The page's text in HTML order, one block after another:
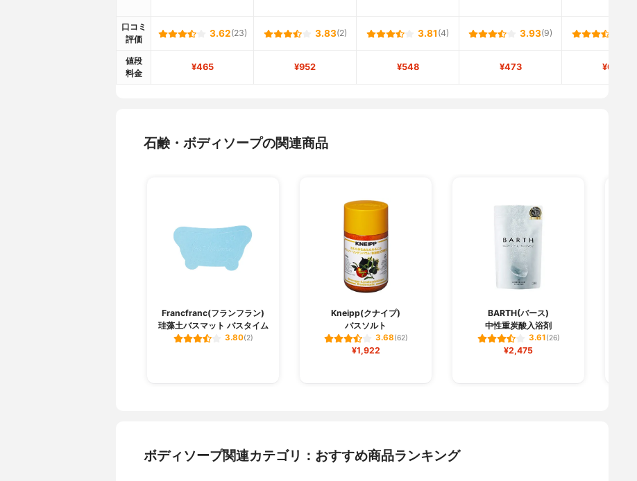
口コミ
評価
3.62(23) 3.83(2) 3.81 (4) 3.93(9)
値段
料金
¥465 ¥952 ¥548 ¥473 ¥608
石鹸・ボディソープの関連商品
Francfranc(フランフラン)
珪藻土バスマット バスタイム
3.80(2)
Kneipp(クナイプ)
バスソルト
3.68(62)
¥1,922
BARTH(バース)
中性重炭酸入浴剤
3.61(26)
¥2,475
ボディソープ関連カテゴリ：おすすめ商品ランキング